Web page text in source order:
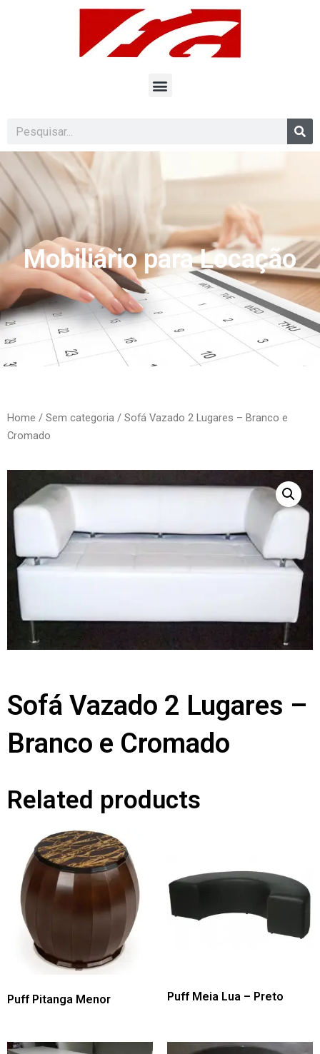
Mobiliário para Locação
Home / Sem categoria / Sofá Vazado 2 Lugares – Branco e
Cromado
Sofá Vazado 2 Lugares –
Branco e Cromado
Related products
Puff Pitanga Menor Puff Meia Lua – Preto